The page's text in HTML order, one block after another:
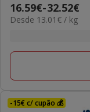
Preço
de
a
16.59€-32.52€
13.01€
Desde 13.01€ / kg
-15€ c/ cupão 💰